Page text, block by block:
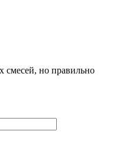
смесей, но правильно